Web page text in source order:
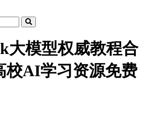
大模型权威教程合
校AI学习资源免费